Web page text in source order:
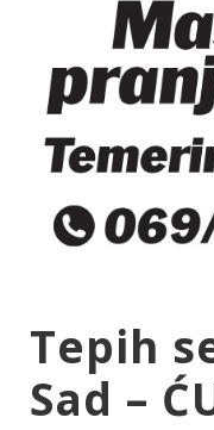
Tepih
Sad –